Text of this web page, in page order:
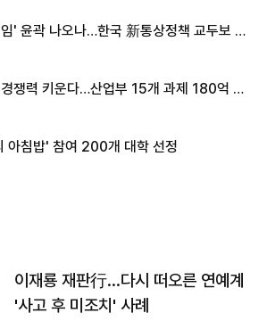
' 윤곽 나오나…한국 新통상정책 교두보 활
쟁력 키운다…산업부 15개 과제 180억 지
아침밥' 참여 200개 대학 선정
이재룡 재판行…다시 떠오른 연예계
'사고 후 미조치' 사례